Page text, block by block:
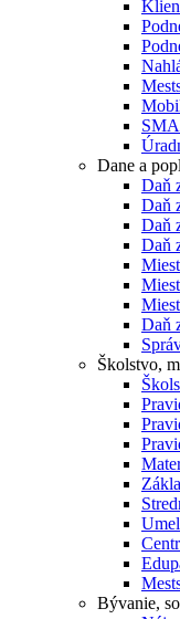
Dane a
Daň
Daň
Daň
Daň
Daň
Školstvo,
Bývanie,